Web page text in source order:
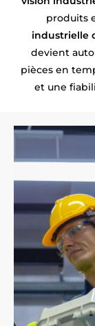
produits
industrielle
devient
pièces en
et une